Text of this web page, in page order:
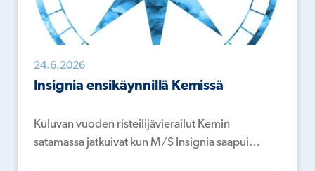
24.6.2026
Insignia ensikäynnillä Kemissä
Kuluvan vuoden risteilijävierailut Kemin
satamassa jatkuivat kun M/S Insignia saapui…